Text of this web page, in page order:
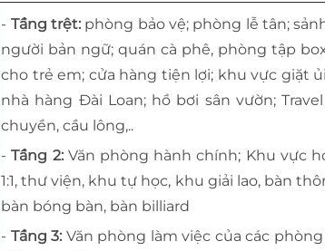
- Tầng trệt:phòng bảo vệ; phòng lễ tân;
người bản ngữ; quán cà phê, phòng tập
cho trẻ em; cửa hàng tiện lợi; khu vực giặt
nhà hàng Đài Loan; hồ bơi sân vườn;
chuyền, cầu lông,..
- Tầng 2: Văn phòng hành chính; Khu vực
1:1, thư viện, khu tự học, khu giải lao, bàn
bàn bóng bàn, bàn billiard
- Tầng 3: Văn phòng làm việc của các